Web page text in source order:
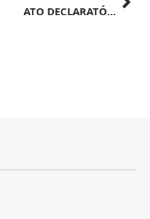
ATO DECLARATÓRIO EXECUTIVO IRF/CAB Nº 1, DE 2 DE JULHO DE 2024